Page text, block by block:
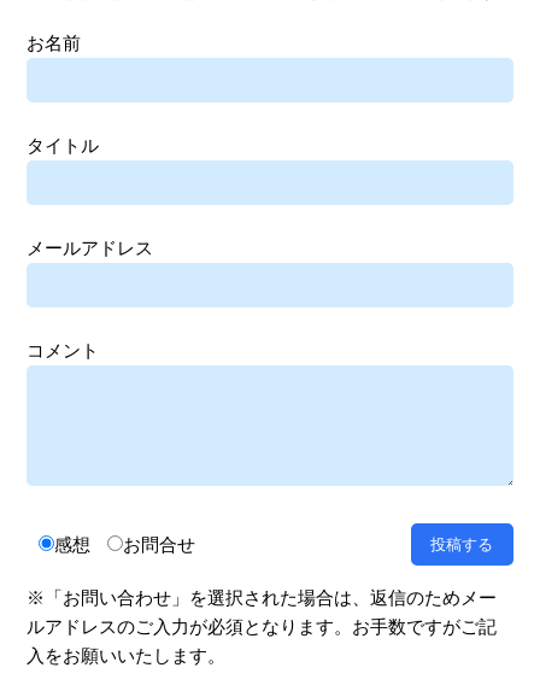
お名前
タイトル
メールアドレス
コメント
感想 お問合せ
※「お問い合わせ」を選択された場合は、返信のためメー
ルアドレスのご入力が必須となります。お手数ですがご記
入をお願いいたします。